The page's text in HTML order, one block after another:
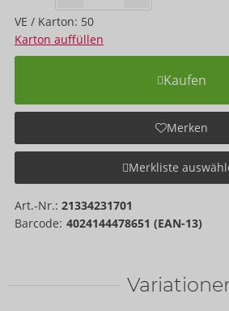
VE / Karton: 50
Karton auffüllen
Kaufen
Merken
Merkliste
Art.-Nr.: 21334231701
Barcode: 4024144478651 (EAN-13)